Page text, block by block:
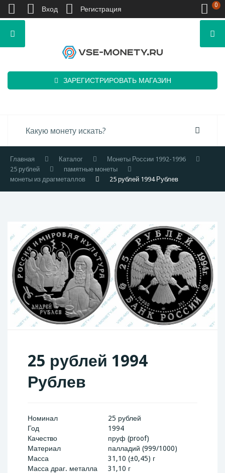
ЗАРЕГИСТРИРОВАТЬ МАГАЗИН
Главная Каталог
Монеты России 1992-1996
25 рублей
памятные монеты
монеты из драгметаллов
25 рублей 1994 Рублев
25 рублей 1994
Рублев
Номинал
25 рублей
Год
1994
Качество
пруф (proof)
Материал
палладий (999/1000)
Масса
31,10 (±0,45) г
Масса драг. металла
31,10 г
Вход Регистрация 0